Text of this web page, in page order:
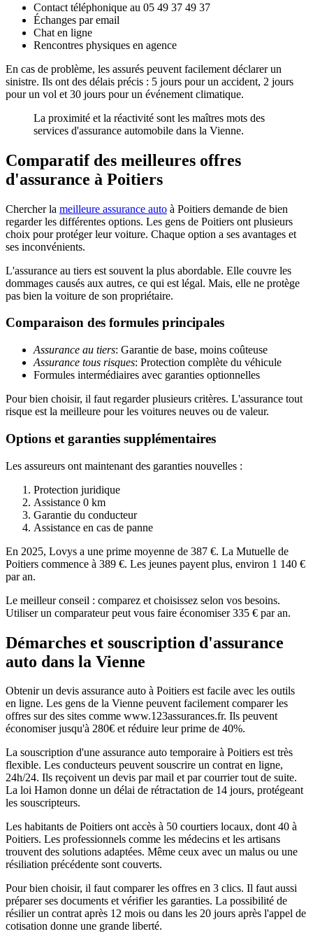
Contact téléphonique au 05 49 37 49 37
Échanges par email
Chat en ligne
Rencontres physiques en agence
En cas de problème, les assurés peuvent facilement déclarer un
sinistre. Ils ont des délais précis : 5 jours pour un accident, 2 jours
pour un vol et 30 jours pour un événement climatique.
La proximité et la réactivité sont les maîtres mots des
services d'assurance automobile dans la Vienne.
Comparatif des meilleures offres
d'assurance à Poitiers
Chercher la meilleure assurance auto à Poitiers demande de bien
regarder les différentes options. Les gens de Poitiers ont plusieurs
choix pour protéger leur voiture. Chaque option a ses avantages et
ses inconvénients.
L'assurance au tiers est souvent la plus abordable. Elle couvre les
dommages causés aux autres, ce qui est légal. Mais, elle ne protège
pas bien la voiture de son propriétaire.
Comparaison des formules principales
Assurance au tiers: Garantie de base, moins coûteuse
Assurance tous risques: Protection complète du véhicule
Formules intermédiaires avec garanties optionnelles
Pour bien choisir, il faut regarder plusieurs critères. L'assurance tout
risque est la meilleure pour les voitures neuves ou de valeur.
Options et garanties supplémentaires
Les assureurs ont maintenant des garanties nouvelles :
Protection juridique
Assistance 0 km
Garantie du conducteur
Assistance en cas de panne
En 2025, Lovys a une prime moyenne de 387 €. La Mutuelle de
Poitiers commence à 389 €. Les jeunes payent plus, environ 1 140 €
par an.
Le meilleur conseil : comparez et choisissez selon vos besoins.
Utiliser un comparateur peut vous faire économiser 335 € par an.
Démarches et souscription d'assurance
auto dans la Vienne
Obtenir un devis assurance auto à Poitiers est facile avec les outils
en ligne. Les gens de la Vienne peuvent facilement comparer les
offres sur des sites comme www.123assurances.fr. Ils peuvent
économiser jusqu'à 280€ et réduire leur prime de 40%.
La souscription d'une assurance auto temporaire à Poitiers est très
flexible. Les conducteurs peuvent souscrire un contrat en ligne,
24h/24. Ils reçoivent un devis par mail et par courrier tout de suite.
La loi Hamon donne un délai de rétractation de 14 jours, protégeant
les souscripteurs.
Les habitants de Poitiers ont accès à 50 courtiers locaux, dont 40 à
Poitiers. Les professionnels comme les médecins et les artisans
trouvent des solutions adaptées. Même ceux avec un malus ou une
résiliation précédente sont couverts.
Pour bien choisir, il faut comparer les offres en 3 clics. Il faut aussi
préparer ses documents et vérifier les garanties. La possibilité de
résilier un contrat après 12 mois ou dans les 20 jours après l'appel de
cotisation donne une grande liberté.